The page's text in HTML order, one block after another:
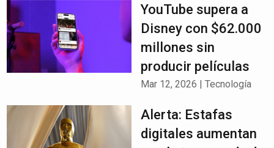
YouTube supera a
Disney con $62.000
millones sin
producir películas
Mar 12, 2026 |Tecnología
Alerta: Estafas
digitales aumentan